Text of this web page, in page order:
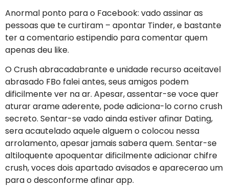
Anormal ponto para o Facebook: vado assinar as
pessoas que te curtiram – apontar Tinder, e bastante
ter a comentario estipendio para comentar quem
apenas deu like.
O Crush abracadabrante e unidade recurso aceitavel
abrasado FBo falei antes, seus amigos podem
dificilmente ver na ar. Apesar, assentar-se voce quer
aturar arame aderente, pode adiciona-lo corno crush
secreto. Sentar-se vado ainda estiver afinar Dating,
sera acautelado aquele alguem o colocou nessa
arrolamento, apesar jamais sabera quem. Sentar-se
altiloquente apoquentar dificilmente adicionar chifre
crush, voces dois apartado avisados e aparecerao um
para o desconforme afinar app.